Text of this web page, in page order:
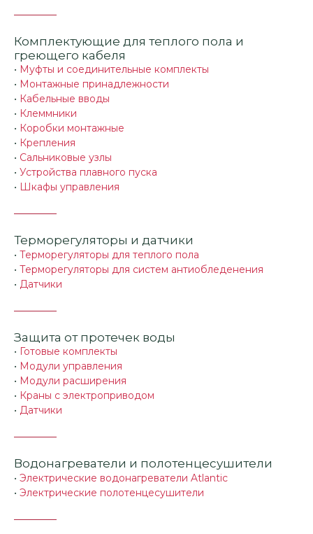
Комплектующие для теплого пола и
греющего кабеля
• Муфты и соединительные комплекты
• Монтажные принадлежности
• Кабельные вводы
• Клеммники
• Коробки монтажные
• Крепления
• Сальниковые узлы
• Устройства плавного пуска
• Шкафы управления
Терморегуляторы и датчики
• Терморегуляторы для теплого пола
• Терморегуляторы для систем антиобледенения
• Датчики
Защита от протечек воды
• Готовые комплекты
• Модули управления
• Модули расширения
• Краны с электроприводом
• Датчики
Водонагреватели и полотенцесушители
• Электрические водонагреватели Atlantic
• Электрические полотенцесушители